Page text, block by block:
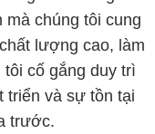
trước.
có khả năng đáp
phục vụ cho
sản xuất khác
của chúng tôi là